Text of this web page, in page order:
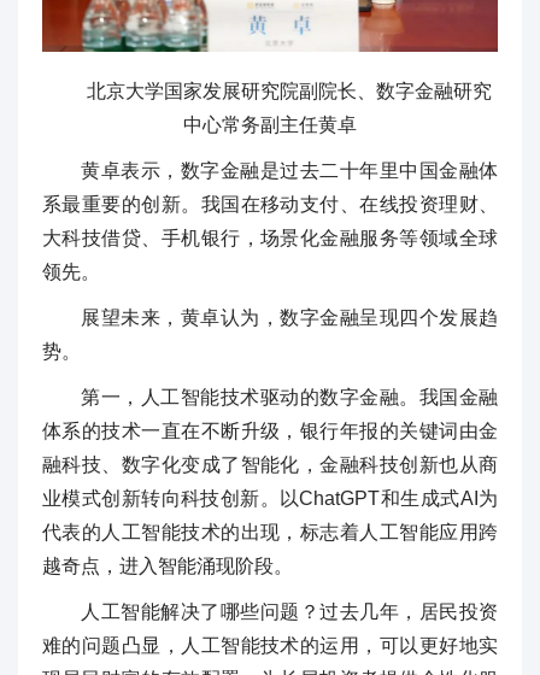
北京大学国家发展研究院副院长、数字金融研究
中心常务副主任黄卓
黄卓表示，数字金融是过去二十年里中国金融体
系最重要的创新。我国在移动支付、在线投资理财、
大科技借贷、手机银行，场景化金融服务等领域全球
领先。
展望未来，黄卓认为，数字金融呈现四个发展趋
势。
第一，人工智能技术驱动的数字金融。我国金融
体系的技术一直在不断升级，银行年报的关键词由金
融科技、数字化变成了智能化，金融科技创新也从商
业模式创新转向科技创新。以ChatGPT和生成式AI为
代表的人工智能技术的出现，标志着人工智能应用跨
越奇点，进入智能涌现阶段。
人工智能解决了哪些问题？过去几年，居民投资
难的问题凸显，人工智能技术的运用，可以更好地实